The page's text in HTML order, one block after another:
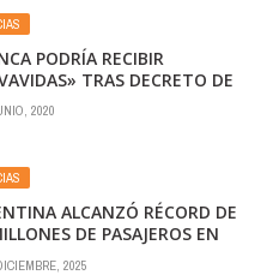
PODRÍA RECIBIR
TRAS DECRETO DE
2020
ALCANZÓ RÉCORD DE
DE PASAJEROS EN
2025